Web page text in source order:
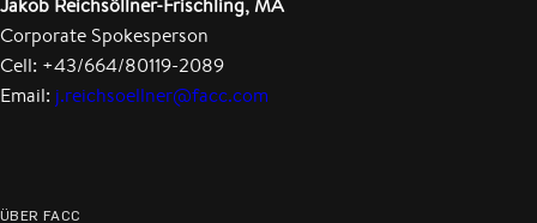
Corporate Spokesperson
Cell: +43/664/80119-2089
Email: j.reichsoellner@facc.com
ÜBER FACC